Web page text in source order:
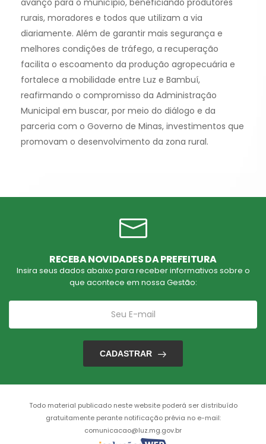
avanço para o município, beneficiando produtores
rurais, moradores e todos que utilizam a via
diariamente. Além de garantir mais segurança e
melhores condições de tráfego, a recuperação
facilita o escoamento da produção agropecuária e
fortalece a mobilidade entre Luz e Bambuí,
reafirmando o compromisso da Administração
Municipal em buscar, por meio do diálogo e da
parceria com o Governo de Minas, investimentos que
promovam o desenvolvimento da zona rural.
RECEBA NOVIDADES DA PREFEITURA
Insira seus dados abaixo para receber informativos sobre o
que acontece em nossa Gestão:
CADASTRAR
Todo material publicado neste website poderá ser distribuído
gratuitamente perante notificação prévia no e-mail:
comunicacao@luz.mg.gov.br